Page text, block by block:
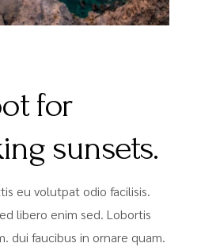
for
sunsets.
eu volutpat odio facilisis.
libero enim sed. Lobortis
dui faucibus in ornare quam.